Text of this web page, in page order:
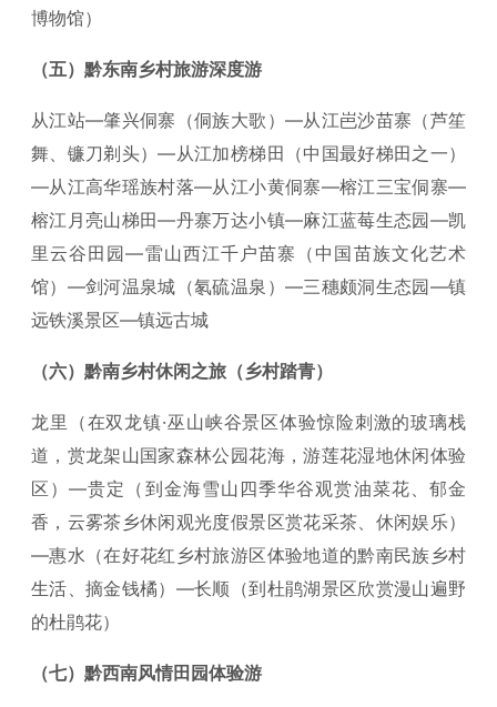
博物馆）
（五）黔东南乡村旅游深度游
从江站—肇兴侗寨（侗族大歌）—从江岜沙苗寨（芦笙
舞、镰刀剃头）—从江加榜梯田（中国最好梯田之一）
—从江高华瑶族村落—从江小黄侗寨—榕江三宝侗寨—
榕江月亮山梯田—丹寨万达小镇—麻江蓝莓生态园—凯
里云谷田园—雷山西江千户苗寨（中国苗族文化艺术
馆）—剑河温泉城（氡硫温泉）—三穗颇洞生态园—镇
远铁溪景区—镇远古城
（六）黔南乡村休闲之旅（乡村踏青）
龙里（在双龙镇·巫山峡谷景区体验惊险刺激的玻璃栈
道，赏龙架山国家森林公园花海，游莲花湿地休闲体验
区）—贵定（到金海雪山四季华谷观赏油菜花、郁金
香，云雾茶乡休闲观光度假景区赏花采茶、休闲娱乐）
—惠水（在好花红乡村旅游区体验地道的黔南民族乡村
生活、摘金钱橘）—长顺（到杜鹃湖景区欣赏漫山遍野
的杜鹃花）
（七）黔西南风情田园体验游